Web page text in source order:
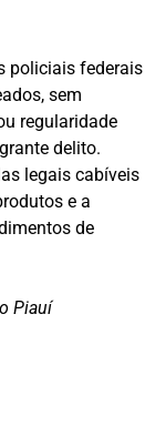
policiais federais
sem
regularidade
delito.
legais cabíveis
e a
de
Piauí